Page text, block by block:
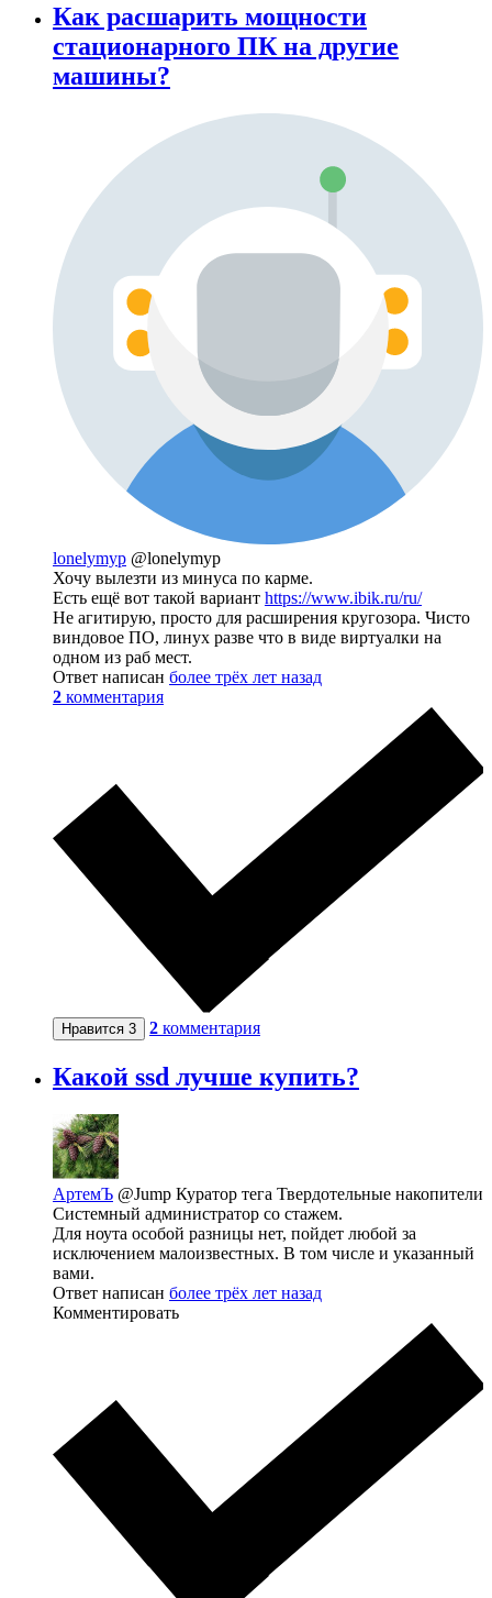
Как расшарить мощности
стационарного ПК на другие
машины?
lonelymyp @lonelymyp
Хочу вылезти из минуса по карме.
Есть ещё вот такой вариант https://www.ibik.ru/ru/
Не агитирую, просто для расширения кругозора. Чисто
виндовое ПО, линух разве что в виде виртуалки на
одном из раб мест.
Ответ написан более трёх лет назад
2 комментария
Нравится 3 2 комментария
Какой ssd лучше купить?
АртемЪ @Jump Куратор тега Твердотельные накопители
Системный администратор со стажем.
Для ноута особой разницы нет, пойдет любой за
исключением малоизвестных. В том числе и указанный
вами.
Ответ написан более трёх лет назад
Комментировать